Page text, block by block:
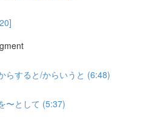
らすると/からいうと (6:48)
〜として (5:37)